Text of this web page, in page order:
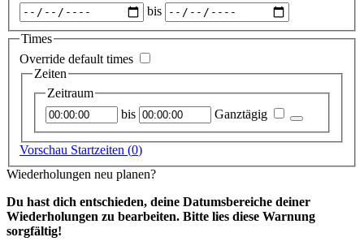
Zeitraum
auswählen
bis
Times
Override default times
Zeiten
Zeitraum
Startzeitpunkt bis Endzeitpunkt Ganztägig
Vorschau Startzeiten (0)
Wiederholungen neu planen?
Du hast dich entschieden, deine Datumsbereiche deiner
Wiederholungen zu bearbeiten. Bitte lies diese Warnung
sorgfältig!